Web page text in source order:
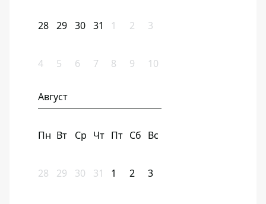
28 29 30 31 1 2 3
4 5 6 7 8 9 10
Август
Пн Вт Ср Чт Пт Сб Вс
28 29 30 31 1 2 3